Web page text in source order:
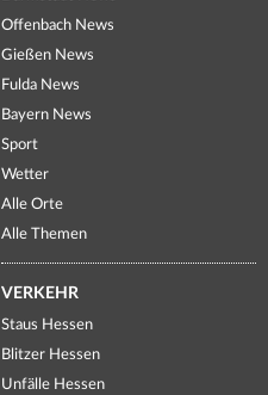
Offenbach News
Gießen News
Fulda News
Bayern News
Sport
Wetter
Alle Orte
Alle Themen
VERKEHR
Staus Hessen
Blitzer Hessen
Unfälle Hessen